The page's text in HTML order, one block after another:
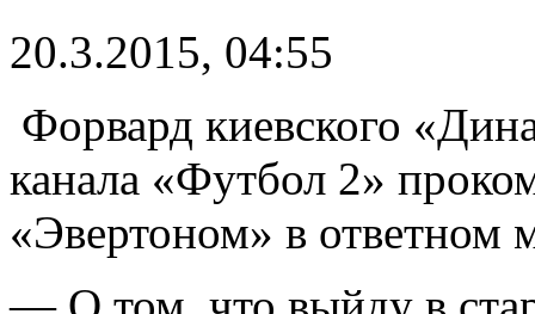
20.3.2015, 04:55
Форвард киевского
канала «Футбол 2»
«Эвертоном» в ответном